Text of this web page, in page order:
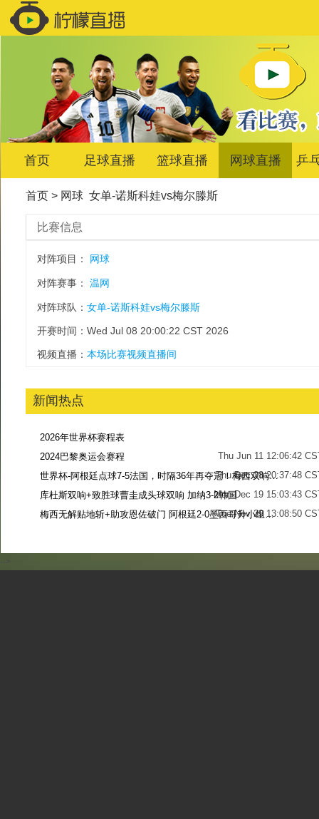
首页 足球直播 篮球直播 网球直播 乒
首页> 网球 女单-诺斯科娃vs梅尔滕斯
比赛信息
对阵项目： 网球
对阵赛事： 温网
对阵球队： 女单-诺斯科娃vs梅尔滕斯
开赛时间：Wed Jul 08 20:00:22 CST 2026
视频直播： 本场比赛视频直播间
新闻热点
2026年世界杯赛程表
Thu Jun 11 12:06:42
2024巴黎奥运会赛程
Thu Dec 28 20:37:48
世界杯-阿根廷点球7-5法国，时隔36年再夺冠！梅西双响姆巴佩戴帽
Mon Dec 19 15:03:43
库杜斯双响+致胜球曹圭成头球双响 加纳3-2韩国
Tue Nov 29 13:08:50
梅西无解贴地斩+助攻恩佐破门 阿根廷2-0墨西哥升小组第二